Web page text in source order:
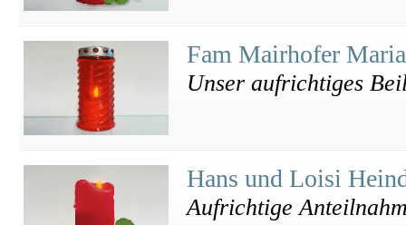
Fam Mairhofer
Unser aufrichtiges
Hans und Loisi
Aufrichtige